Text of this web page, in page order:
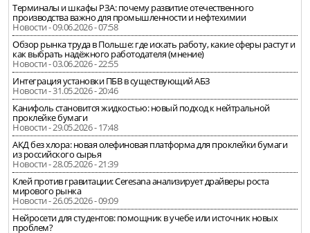
Терминалы и шкафы РЗА: почему развитие отечественного
производства важно для промышленности и нефтехимии
Новости - 09.06.2026 - 07:58
Обзор рынка труда в Польше: где искать работу, какие сферы растут и
как выбрать надёжного работодателя (мнение)
Новости - 03.06.2026 - 22:55
Интеграция установки ПБВ в существующий АБЗ
Новости - 31.05.2026 - 20:46
Канифоль становится жидкостью: новый подход к нейтральной
проклейке бумаги
Новости - 29.05.2026 - 17:48
АКД без хлора: новая олефиновая платформа для проклейки бумаги
из российского сырья
Новости - 28.05.2026 - 21:39
Клей против гравитации: Ceresana анализирует драйверы роста
мирового рынка
Новости - 26.05.2026 - 09:09
Нейросети для студентов: помощник в учебе или источник новых
проблем?